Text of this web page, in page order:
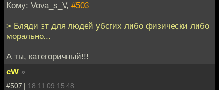
Кому: Vova_s_V, #503
> Бляди эт для людей убогих либо физически либо
морально...
А ты, категоричный!!!
cW »
#507 | 18.11.09 15:48